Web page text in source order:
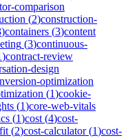
comparison
(2)construction-
)containers (3)content
(3)continuous-
)contract-review
design
optimization
(1)cookie-
(1)core-web-vitals
(1)cost (4)cost-
(2)cost-calculator(1)cost-